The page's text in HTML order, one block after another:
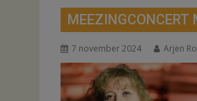
7 november 2024 Arjen